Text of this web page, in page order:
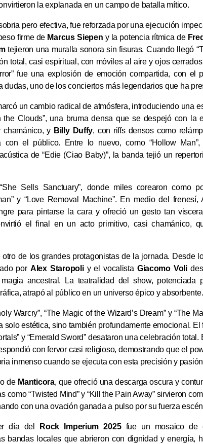
la explanada en un campo de batalla mítico.
pero efectiva, fue reforzada por una ejecución
firme de Marcus Siepen y la potencia rítmica de
tejieron una muralla sonora sin fisuras. Cuando llegó
total, casi espiritual, con móviles al aire y ojos
fue una explosión de emoción compartida, con
dudas, uno de los conciertos más legendarios que ha
un cambio radical de atmósfera, introduciendo una
the Clouds”, una bruma densa que se despejó con la
chamánico, y Billy Duffy, con riffs densos como
con el público. Entre lo nuevo, como “Hollow
de “Edie (Ciao Baby)”, la banda tejió un
Sells Sanctuary”, donde miles corearon como
y “Love Removal Machine”. En medio del
para pintarse la cara y ofreció un gesto tan
el final en un acto primitivo, casi chamánico,
de los grandes protagonistas de la jornada. Desde
por Alex Staropoliy el vocalista Giacomo Voli
ancestral. La teatralidad del show, potenciada
atrapó al público en un universo épico y absorbente.
Warcry”, “The Magic of the Wizard’s Dream” y “The
solo estética, sino también profundamente emocional. El
y “Emerald Sword” desataron una celebración
con fervor casi religioso, demostrando que el
inmenso cuando se ejecuta con esta precisión y
de Manticora, que ofreció una descarga oscura y
como “Twisted Mind” y “Kill the Pain Away” sirvieron
con una ovación ganada a pulso por su fuerza
día del Rock Imperium 2025fue un mosaico de
bandas locales que abrieron con dignidad y energía,